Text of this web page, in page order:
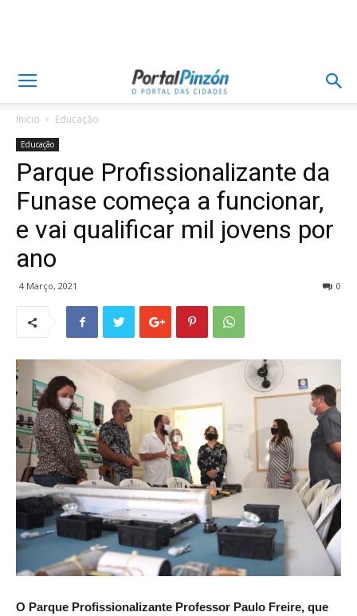
Inicio Educação
Educação
Parque Profissionalizante da
Funase começa a funcionar,
e vai qualificar mil jovens por
ano
4 Março, 2021 0
O Parque Profissionalizante Professor Paulo Freire, que